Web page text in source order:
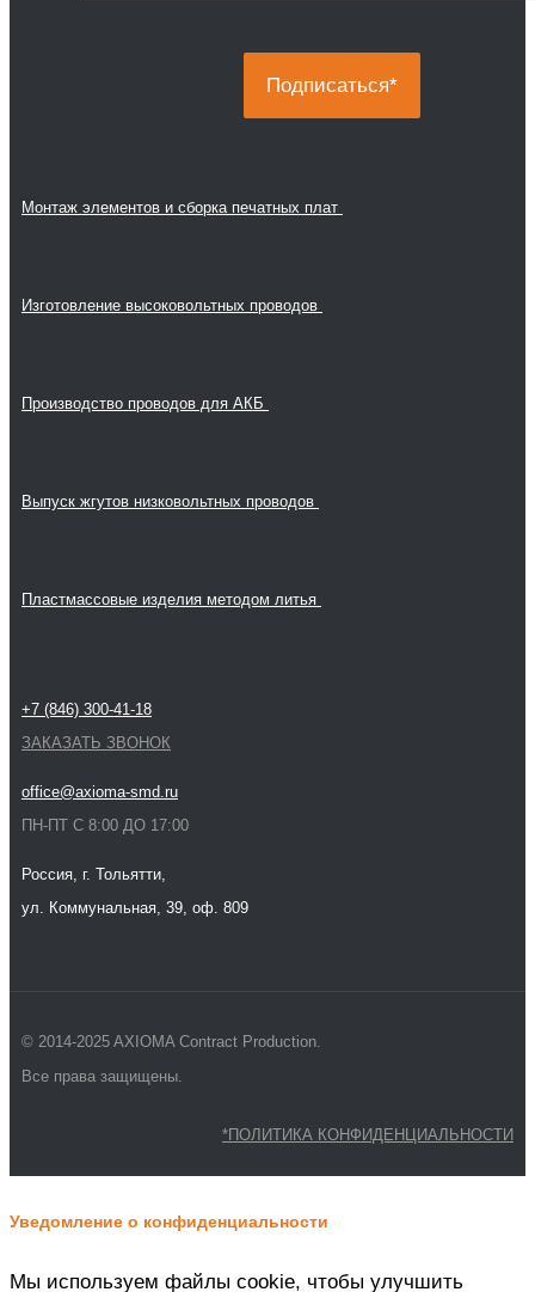
Монтаж элементов и сборка печатных плат
Изготовление высоковольтных проводов
Производство проводов для АКБ
Выпуск жгутов низковольтных проводов
Пластмассовые изделия методом литья
+7 (846) 300-41-18
ЗАКАЗАТЬ ЗВОНОК
office@axioma-smd.ru
ПН-ПТ С 8:00 ДО 17:00
Россия, г. Тольятти,
ул. Коммунальная, 39, оф. 809
© 2014-2025 AXIOMA Contract Production.
Все права защищены.
*ПОЛИТИКА КОНФИДЕНЦИАЛЬНОСТИ
Уведомление о конфиденциальности
Мы используем файлы cookie, чтобы улучшить